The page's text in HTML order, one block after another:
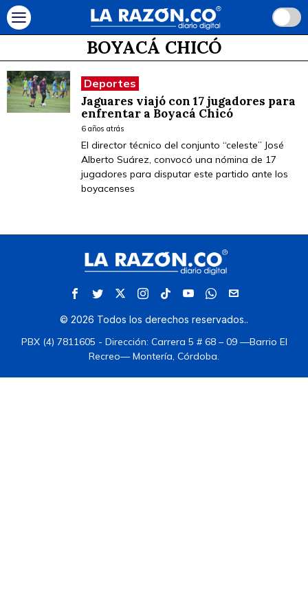
BOYACÁ CHICÓ
Deportes
Jaguares viajó con 17 jugadores para
enfrentar a Boyacá Chicó
6 años atrás
El director técnico del conjunto “celeste” José
Alberto Suárez, convocó una nómina de 17
jugadores para disputar este partido ante los
boyacenses
© 2026 Todos los derechos reservados..
PBX (4) 7811605 - Dirección: Carrera 5 # 68 – 09 —Barrio El
Recreo— Montería, Córdoba.